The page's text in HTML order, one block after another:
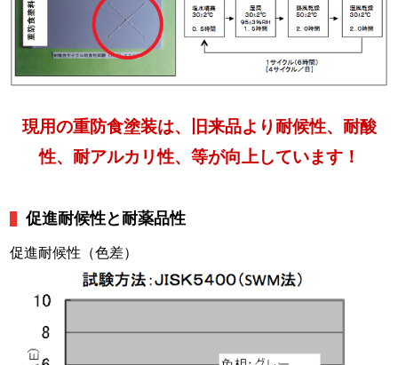
現用の重防食塗装は、旧来品より耐候性、耐酸
性、耐アルカリ性、等が向上しています！
促進耐候性と耐薬品性
促進耐候性（色差）